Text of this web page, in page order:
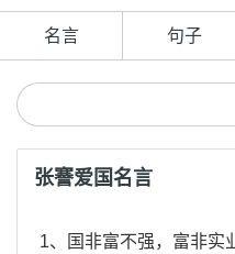
名言 句子
张謇爱国名言
1、国非富不强，富非实